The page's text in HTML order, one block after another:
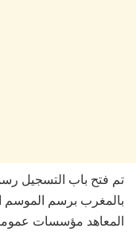
تم فتح باب التسجيل
المعاهد مؤسسات